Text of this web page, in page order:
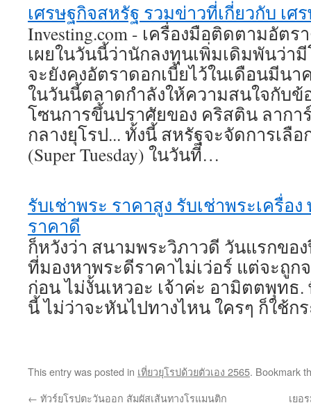
เศรษฐกิจสหรัฐ รวมข่าวที่เกี่ยวกับ เศ
Investing.com - เครื่องมือติดตามอัตร
เผยในวันนี้ว่านักลงทุนเพิ่มเดิมพันว่า
จะยังคงอัตราดอกเบี้ยไว้ในเดือนมีนาค
ในวันนี้ตลาดกำลังให้ความสนใจกับข้
โซนการขึ้นปราศัยของ คริสติน ลากา
กลางยุโรป... ทั้งนี้ สหรัฐจะจัดการเลื
(Super Tuesday) ในวันที่…
รับเช่าพระ ราคาสูง รับเช่าพระเครื่อ
ราคาดี
ก็หวังว่า สนามพระวิภาวดี วันแรกขอ
ที่มองหาพระดีราคาไม่เว่อร์ แต่จะถูก
ก่อน ไม่งั้นเหวอะ เจ้าค่ะ อามิตตพุทธ
นี้ ไม่ว่าจะหันไปทางไหน ใครๆ ก็ใช้ก
This entry was posted in เที่ยวยุโรปด้วยตัวเอง 2565. Bookmark
← ทัวร์ยุโรปตะวันออก สัมผัสเส้นทางโรแมนติก
เยอ